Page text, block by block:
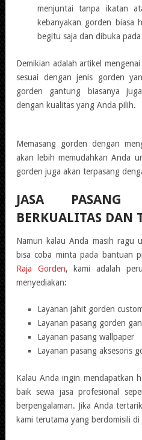
menjuntai tanpa ikatan
kebanyakan gorden biasa
begitu saja dan dibuka
Demikian adalah artikel
sesuai dengan jenis gorden
gorden gantung biasanya
dengan kualitas yang Anda pilih.
Memasang gorden dengan
akan lebih memudahkan Anda
gorden juga akan terpasang
JASA PASANG
BERKUALITAS DAN
Namun kalau Anda masih ragu
bisa coba minta pada bantuan
Raja Gorden, kami adalah
menyediakan:
Layanan jahit gorden
Layanan pasang gorden
Layanan pasang wallpaper
Layanan pasang aksesoris
Kalau Anda ingin mendapatkan
baik sewa jasa profesional
berpengalaman. Jika Anda
kami terutama yang berdomisili di